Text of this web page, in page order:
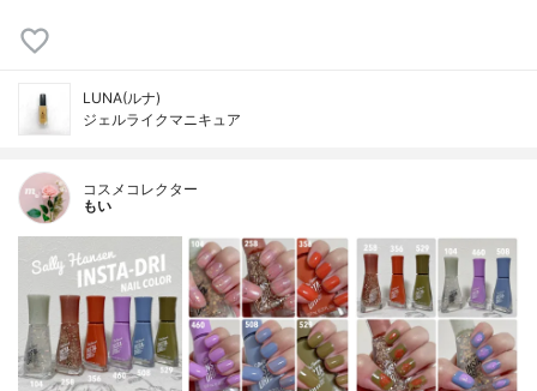
LUNA(ルナ)
ジェルライクマニキュア
コスメコレクター
もい